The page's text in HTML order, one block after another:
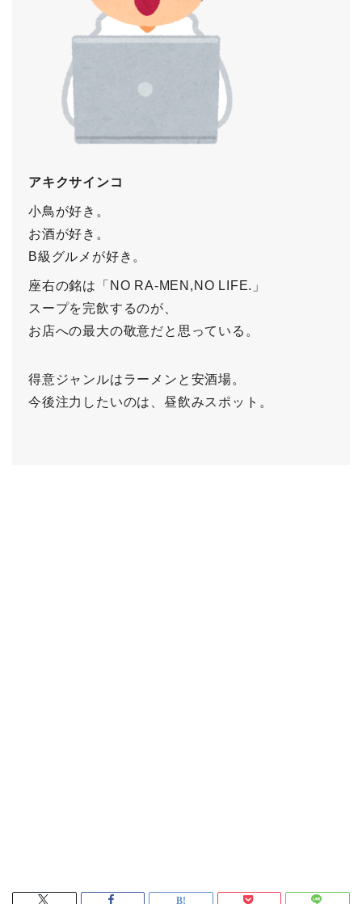
アキクサインコ
小鳥が好き。
お酒が好き。
B級グルメが好き。
座右の銘は「NO RA-MEN,NO LIFE.」
スープを完飲するのが、
お店への最大の敬意だと思っている。
得意ジャンルはラーメンと安酒場。
今後注力したいのは、昼飲みスポット。